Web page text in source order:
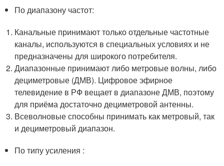
По диапазону частот:
Канальные принимают только отдельные частотные
каналы, используются в специальных условиях и не
предназначены для широкого потребителя.
Диапазонные принимают либо метровые волны, либо
дециметровые (ДМВ). Цифровое эфирное
телевидение в РФ вещает в диапазоне ДМВ, поэтому
для приёма достаточно дециметровой антенны.
Всеволновые способны принимать как метровый, так
и дециметровый диапазон.
По типу усиления :